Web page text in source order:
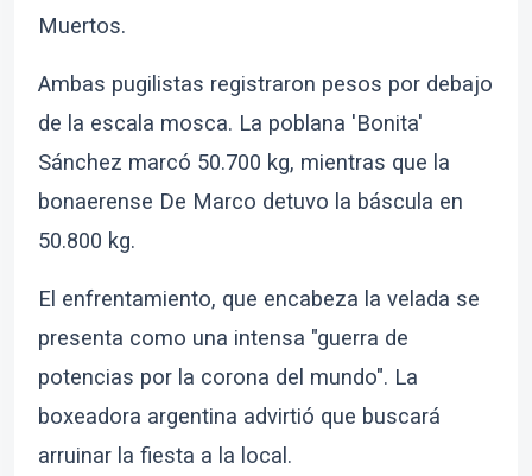
Muertos.
Ambas pugilistas registraron pesos por debajo
de la escala mosca. La poblana 'Bonita'
Sánchez marcó 50.700 kg, mientras que la
bonaerense De Marco detuvo la báscula en
50.800 kg.
El enfrentamiento, que encabeza la velada se
presenta como una intensa "guerra de
potencias por la corona del mundo". La
boxeadora argentina advirtió que buscará
arruinar la fiesta a la local.